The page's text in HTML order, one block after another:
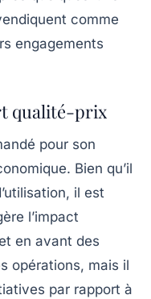
comme
engagements
qualité-prix
pour son
. Bien qu’il
il est
l’impact
en avant des
opérations, mais il
par rapport à